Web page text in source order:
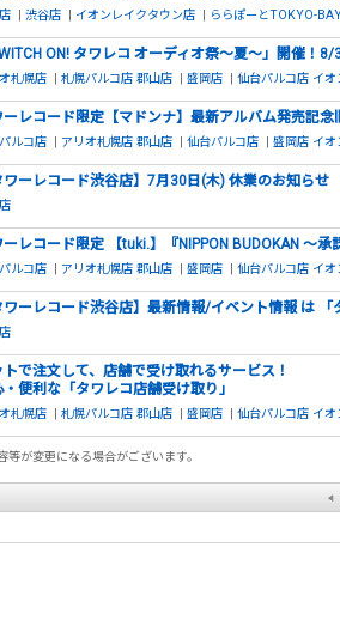
渋谷店 イオンレイクタウン店 ららぽーとTOKYO-
ON! タワレコ オーディオ祭～夏～」開催！8/
札幌店 札幌パルコ店 郡山店 盛岡店 仙台パルコ店 イオ
ーレコード限定【マドンナ】最新アルバム発売記
ルコ店 アリオ札幌店 郡山店 仙台パルコ店 盛岡店 イオ
ワーレコード渋谷店】7月30日(木) 休業のお知らせ
ーレコード限定 【tuki.】『NIPPON BUDOKAN ～
ルコ店 アリオ札幌店 郡山店 盛岡店 仙台パルコ店 イオ
ワーレコード渋谷店】最新情報/イベント情報 は
トで注文して、店舗で受け取れるサービス！
便利な「タワレコ店舗受け取り」
札幌店 札幌パルコ店 郡山店 盛岡店 仙台パルコ店 イオ
が変更になる場合がございます。